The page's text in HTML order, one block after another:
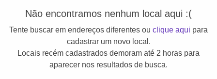
Não encontramos nenhum local aqui :(
Tente buscar em endereços diferentes ou clique aqui para
cadastrar um novo local.
Locais recém cadastrados demoram até 2 horas para
aparecer nos resultados de busca.